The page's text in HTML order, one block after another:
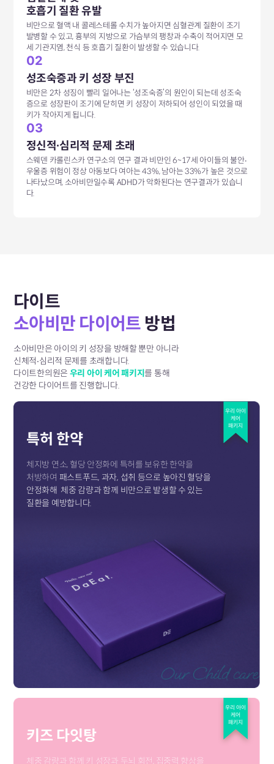
호흡기 질환 유발
비만으로 혈액 내 콜레스테롤 수치가 높아지면 심혈관계 질환이 조기
발병할 수 있고, 흉부의 지방으로 가슴부의 팽창과 수축이 적어지면 모
세 기관지염, 천식 등 호흡기 질환이 발생할 수 있습니다.
02
성조숙증과 키 성장 부진
비만은 2차 성징이 빨리 일어나는 ‘성조숙증’의 원인이 되는데 성조숙
증으로 성장판이 조기에 닫히면 키 성장이 저하되어 성인이 되었을 때
키가 작아지게 됩니다.
03
정신적∙심리적 문제 초래
스웨덴 카롤린스카 연구소의 연구 결과 비만인 6~17세 아이들의 불안∙
우울증 위험이 정상 아동보다 여아는 43%, 남아는 33%가 높은 것으로
나타났으며, 소아비만일수록 ADHD가 악화된다는 연구결과가 있습니
다.
다이트
소아비만 다이어트 방법
소아비만은 아이의 키 성장을 방해할 뿐만 아니라
신체적∙심리적 문제를 초래합니다.
다이트한의원은우리 아이 케어 패키지를 통해
건강한 다이어트를 진행합니다.
우리 아이
케어
패키지
특허 한약
체지방 연소, 혈당 안정화에 특허를 보유한 한약을
처방하여 패스트푸드, 과자, 섭취 등으로 높아진 혈당을
안정화해 체중 감량과 함께 비만으로 발생할 수 있는
질환을 예방합니다.
우리 아이
케어
패키지
키즈 다잇탕
체중 감량과 함께 키 성장과 두뇌 회전, 집중력 향상을